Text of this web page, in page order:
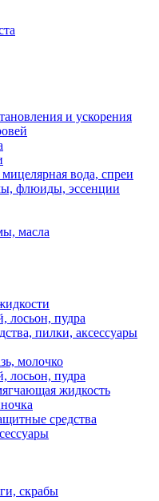
и ускорения
вода, спреи
флюиды, эссенции
масла
лосьон, пудра
пилки, аксессуары
молочко
лосьон, пудра
жидкость
средства
скрабы